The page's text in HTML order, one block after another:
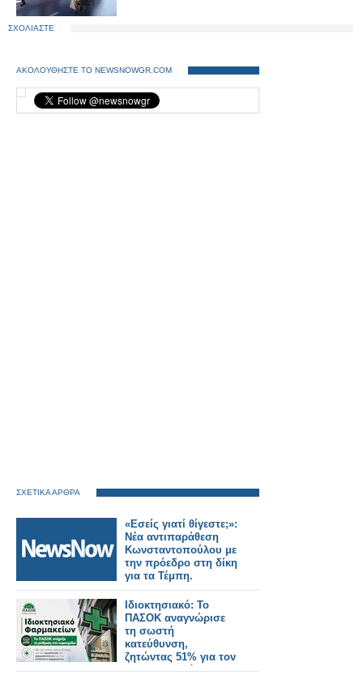
ΣΧΟΛΙΑΣΤΕ
ΑΚΟΛΟΥΘΗΣΤΕ ΤΟ NEWSNOWGR.COM
ΣΧΕΤΙΚΑ ΑΡΘΡΑ
«Εσείς γιατί θίγεστε;»:
Νέα αντιπαράθεση
Κωνσταντοπούλου με
την πρόεδρο στη δίκη
για τα Τέμπη.
Ιδιοκτησιακό: Το
ΠΑΣΟΚ αναγνώρισε
τη σωστή
κατεύθυνση,
ζητώντας 51% για τον
φαρμακοποιό